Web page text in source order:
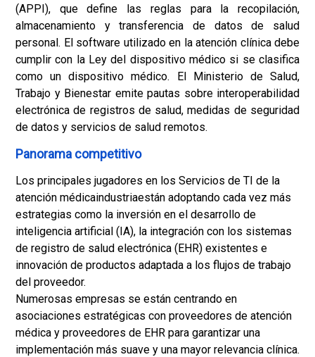
(APPI), que define las reglas para la recopilación,
almacenamiento y transferencia de datos de salud
personal. El software utilizado en la atención clínica debe
cumplir con la Ley del dispositivo médico si se clasifica
como un dispositivo médico. El Ministerio de Salud,
Trabajo y Bienestar emite pautas sobre interoperabilidad
electrónica de registros de salud, medidas de seguridad
de datos y servicios de salud remotos.
Panorama competitivo
Los principales jugadores en los Servicios de TI de la
atención médicaindustriaestán adoptando cada vez más
estrategias como la inversión en el desarrollo de
inteligencia artificial (IA), la integración con los sistemas
de registro de salud electrónica (EHR) existentes e
innovación de productos adaptada a los flujos de trabajo
del proveedor.
Numerosas empresas se están centrando en
asociaciones estratégicas con proveedores de atención
médica y proveedores de EHR para garantizar una
implementación más suave y una mayor relevancia clínica.